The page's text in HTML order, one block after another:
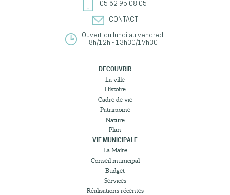
05 62 95 08 05
CONTACT
Ouvert du lundi au vendredi
8h/12h - 13h30/17h30
DÉCOUVRIR
La ville
Histoire
Cadre de vie
Patrimoine
Nature
Plan
VIE MUNICIPALE
La Maire
Conseil municipal
Budget
Services
Réalisations récentes